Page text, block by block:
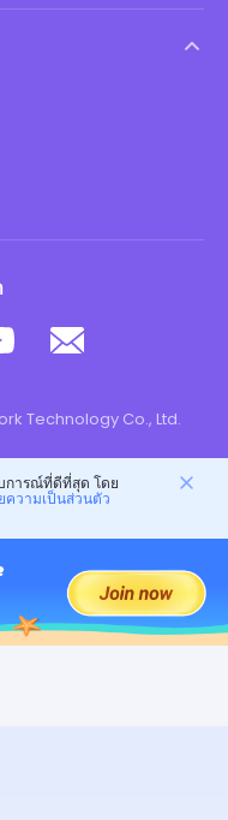
Technology Co., Ltd.
การณ์ที่ดีที่สุด โดย
ความเป็นส่วนตัว